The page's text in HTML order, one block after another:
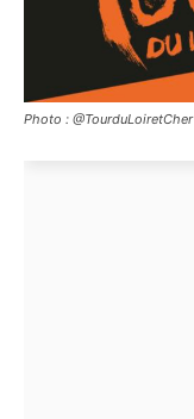
Photo : @TourduLoiretCher